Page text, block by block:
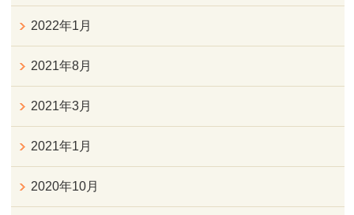
2022年1月
2021年8月
2021年3月
2021年1月
2020年10月